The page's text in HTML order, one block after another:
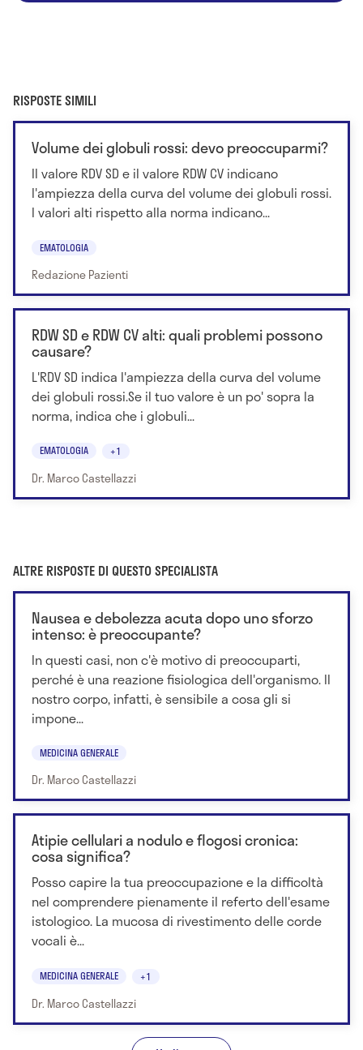
RISPOSTE SIMILI
Volume dei globuli rossi: devo preoccuparmi?
Il valore RDV SD e il valore RDW CV indicano
l'ampiezza della curva del volume dei globuli rossi.
I valori alti rispetto alla norma indicano...
EMATOLOGIA
Redazione Pazienti
RDW SD e RDW CV alti: quali problemi possono
causare?
L'RDV SD indica l'ampiezza della curva del volume
dei globuli rossi.Se il tuo valore è un po' sopra la
norma, indica che i globuli...
EMATOLOGIA +1
Dr. Marco Castellazzi
ALTRE RISPOSTE DI QUESTO SPECIALISTA
Nausea e debolezza acuta dopo uno sforzo
intenso: è preoccupante?
In questi casi, non c'è motivo di preoccuparti,
perché è una reazione fisiologica dell'organismo. Il
nostro corpo, infatti, è sensibile a cosa gli si
impone...
MEDICINA GENERALE
Dr. Marco Castellazzi
Atipie cellulari a nodulo e flogosi cronica:
cosa significa?
Posso capire la tua preoccupazione e la difficoltà
nel comprendere pienamente il referto dell'esame
istologico. La mucosa di rivestimento delle corde
vocali è...
MEDICINA GENERALE +1
Dr. Marco Castellazzi